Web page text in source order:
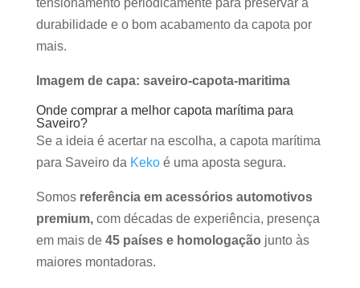
durabilidade e o bom acabamento da capota por
mais.
Imagem de capa: saveiro-capota-maritima
Onde comprar a melhor capota marítima para
Saveiro?
Se a ideia é acertar na escolha, a capota marítima
para Saveiro da Kekoé uma aposta segura.
Somos referência em acessórios automotivos
premium, com décadas de experiência, presença
em mais de45 países e homologação junto às
maiores montadoras.